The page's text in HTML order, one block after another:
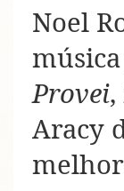
Noel
Provei
Aracy